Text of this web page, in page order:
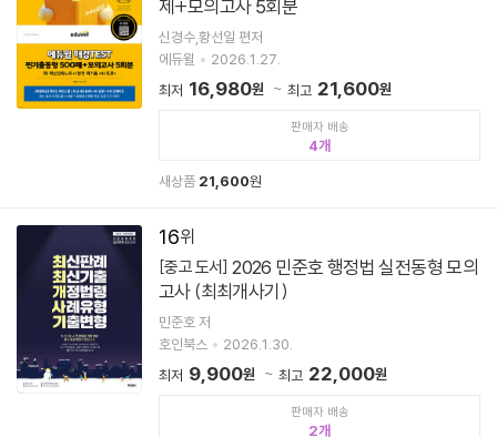
제+모의고사 5회분
신경수,황선일 편저
에듀윌
2026.1.27.
최저 16,980원 최고 21,600원
판매자 배송
4
새상품 21,600원
16
[중고 도서] 2026 민준호 행정법 실전동형 모의
고사 (최최개사기)
민준호 저
호인북스
2026.1.30.
최저 9,900원 최고 22,000원
판매자 배송
2